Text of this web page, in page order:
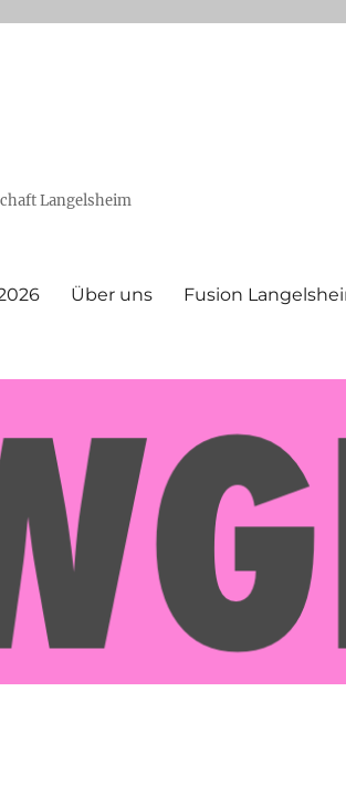
Langelsheim
Über uns Fusion